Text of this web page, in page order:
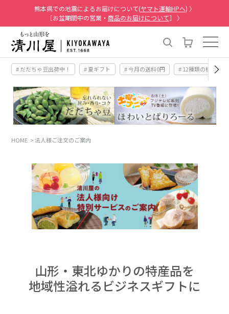
熊本県での地震によるお届けについて(ヤマト運輸HPへ) 〉
［お盆期間中の営業・ 商品のお届けについて］ 〉
# だだちゃ豆出荷中！ # 夏ギフト # 今月の送料0円 # 12種類の桃
HOME 法人様ご注文のご案内
山形・東北ゆかりの特産品を
地域性溢れるビジネスギフトに